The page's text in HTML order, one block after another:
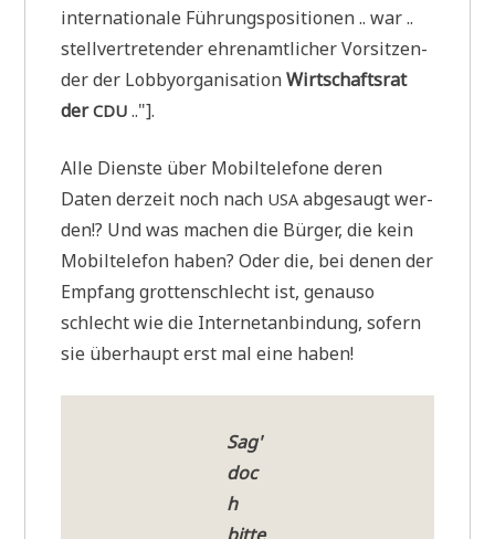
inter­na­tio­na­le Füh­rungs­po­si­tio­nen .. war ..
stell­ver­tre­ten­der ehren­amt­li­cher Vor­sit­zen­
der der Lob­by­or­ga­ni­sa­ti­onWirt­schafts­rat
derCDU .."].
Alle Dien­ste über Mobil­te­le­fo­ne deren
Daten der­zeit noch nach USA abge­saugt wer­
den!? Und was machen die Bür­ger, die kein
Mobil­te­le­fon haben? Oder die, bei denen der
Emp­fang grot­ten­schlecht ist, genau­so
schlecht wie die Inter­net­an­bin­dung, sofern
sie über­haupt erst mal eine haben!
Sag'
doc
h